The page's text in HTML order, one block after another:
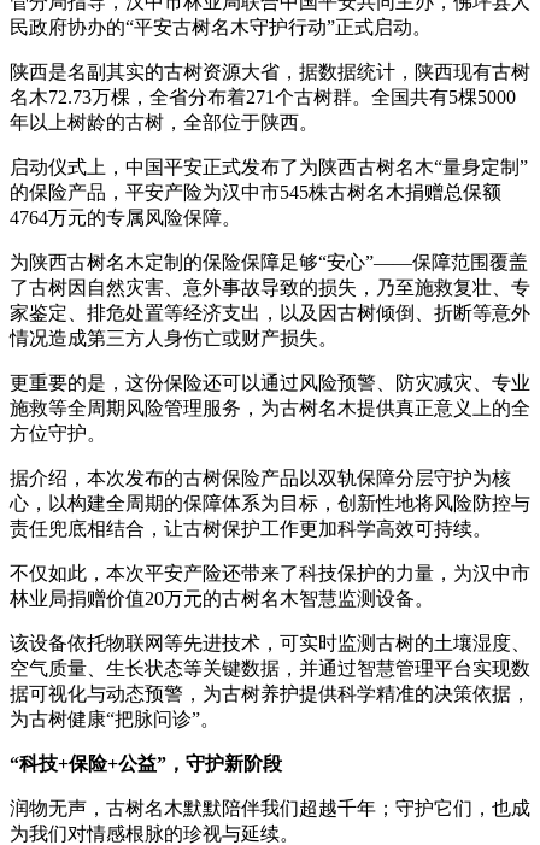
民政府协办的“平安古树名木守护行动”正式启动。
陕西是名副其实的古树资源大省，据数据统计，陕西现有古树
名木72.73万棵，全省分布着271个古树群。全国共有5棵5000
年以上树龄的古树，全部位于陕西。
启动仪式上，中国平安正式发布了为陕西古树名木“量身定制”
的保险产品，平安产险为汉中市545株古树名木捐赠总保额
4764万元的专属风险保障。
为陕西古树名木定制的保险保障足够“安心”——保障范围覆盖
了古树因自然灾害、意外事故导致的损失，乃至施救复壮、专
家鉴定、排危处置等经济支出，以及因古树倾倒、折断等意外
情况造成第三方人身伤亡或财产损失。
更重要的是，这份保险还可以通过风险预警、防灾减灾、专业
施救等全周期风险管理服务，为古树名木提供真正意义上的全
方位守护。
据介绍，本次发布的古树保险产品以双轨保障分层守护为核
心，以构建全周期的保障体系为目标，创新性地将风险防控与
责任兜底相结合，让古树保护工作更加科学高效可持续。
不仅如此，本次平安产险还带来了科技保护的力量，为汉中市
林业局捐赠价值20万元的古树名木智慧监测设备。
该设备依托物联网等先进技术，可实时监测古树的土壤湿度、
空气质量、生长状态等关键数据，并通过智慧管理平台实现数
据可视化与动态预警，为古树养护提供科学精准的决策依据，
为古树健康“把脉问诊”。
“科技+保险+公益”，守护新阶段
润物无声，古树名木默默陪伴我们超越千年；守护它们，也成
为我们对情感根脉的珍视与延续。